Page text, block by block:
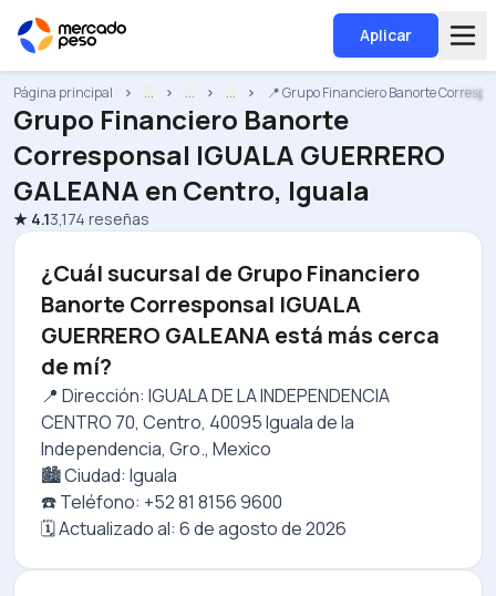
Aplicar
Página principal ... ... ... 📍 Grupo Financiero Banorte
Grupo Financiero Banorte
Corresponsal IGUALA GUERRERO
GALEANA en Centro, Iguala
★ 4.13,174 reseñas
¿Cuál sucursal de Grupo Financiero
Banorte Corresponsal IGUALA
GUERRERO GALEANA está más cerca
de mí?
📍 Dirección: IGUALA DE LA INDEPENDENCIA
CENTRO 70, Centro, 40095 Iguala de la
Independencia, Gro., Mexico
🏙️ Ciudad: Iguala
☎️ Teléfono: +52 81 8156 9600
🗓️ Actualizado al: 6 de agosto de 2026